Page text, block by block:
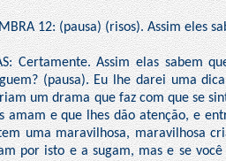
12: (pausa) (risos). Assim eles
Certamente. Assim elas sabem
(pausa). Eu lhe darei uma
um drama que faz com que se
amam e que lhes dão atenção, e
uma maravilhosa, maravilhosa
por isto e a sugam, mas e se